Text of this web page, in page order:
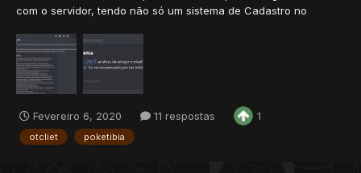
com o servidor, tendo não só um sistema de Cadastro no
para você informar quem te indicou(caso alguém tenha te
indicado) e quando o player pegar level 50, ele
automaticamente vai dar a...
Fevereiro 6, 2020 11 respostas 1
otcliet poketibia